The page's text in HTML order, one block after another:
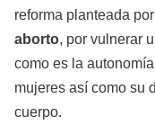
reforma planteada
aborto, por vulnerar
como es la
mujeres así como su
cuerpo.